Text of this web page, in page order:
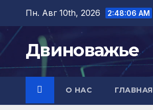
Перейти
содержимому
Пн. Авг 10th, 2026 2:48:07 AM
Двиноважье
О НАС ГЛАВНАЯ